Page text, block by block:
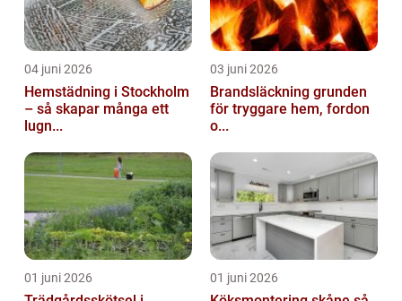
04 juni 2026
Hemstädning i Stockholm
– så skapar många ett
lugn...
03 juni 2026
Brandsläckning grunden
för tryggare hem, fordon
o...
01 juni 2026 01 juni 2026